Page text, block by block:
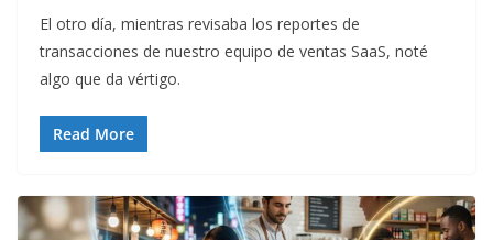
El otro día, mientras revisaba los reportes de
transacciones de nuestro equipo de ventas SaaS, noté
algo que da vértigo.
Read More